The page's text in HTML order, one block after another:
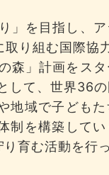
」を目指し、
り組む国際協
」計画をスタ
して、世界36
地域で子ども
制を構築して
育む活動を行